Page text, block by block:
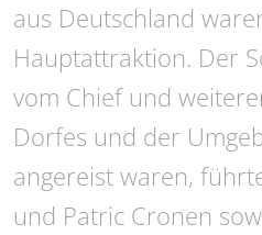
aus Deutschland
Hauptattraktion. Der
vom Chief und
Dorfes und der
angereist waren,
und Patric Cronen